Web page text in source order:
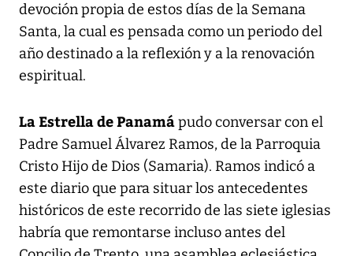
devoción propia de estos días de la Semana
Santa, la cual es pensada como un periodo del
año destinado a la reflexión y a la renovación
espiritual.
La Estrella de Panamápudo conversar con el
Padre Samuel Álvarez Ramos, de la Parroquia
Cristo Hijo de Dios (Samaria). Ramos indicó a
este diario que para situar los antecedentes
históricos de este recorrido de las siete iglesias
habría que remontarse incluso antes del